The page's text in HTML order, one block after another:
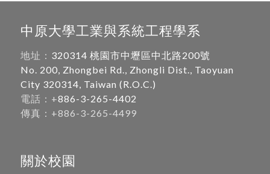
中原大學工業與系統工程學系
地址： 320314 桃園市中壢區中北路200號
No. 200, Zhongbei Rd., Zhongli Dist., Taoyuan
City 320314, Taiwan (R.O.C.)
電話：+886-3-265-4402
傳真：+886-3-265-4499
關於校園